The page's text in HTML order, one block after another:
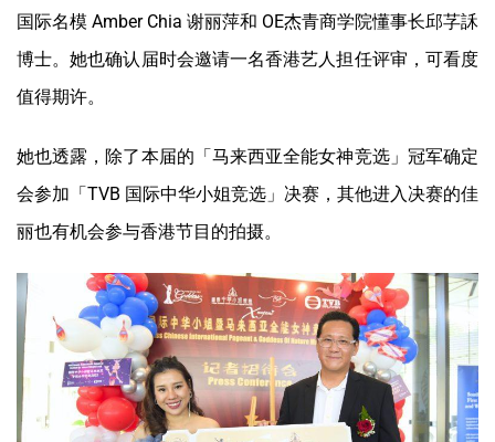
国际名模 Amber Chia 谢丽萍和 OE杰青商学院懂事长邱芓訸
博士。她也确认届时会邀请一名香港艺人担任评审，可看度
值得期许。
她也透露，除了本届的「马来西亚全能女神竞选」冠军确定
会参加「TVB 国际中华小姐竞选」决赛，其他进入决赛的佳
丽也有机会参与香港节目的拍摄。